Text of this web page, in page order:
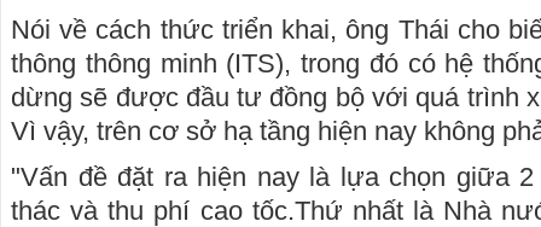
Nói về cách thức triển khai, ông Thái cho
thông thông minh (ITS), trong đó có hệ
dừng sẽ được đầu tư đồng bộ với quá trình
Vì vậy, trên cơ sở hạ tầng hiện nay không
"Vấn đề đặt ra hiện nay là lựa chọn giữa
thác và thu phí cao tốc.Thứ nhất là Nhà